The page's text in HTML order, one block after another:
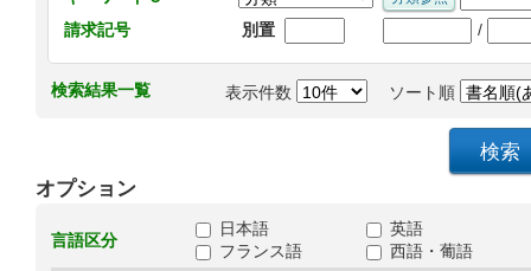
請求記号
別置 /
検索結果一覧 表示件数 ソート順
オプション
言語区分
日本語
英語
フランス語
西語・葡語